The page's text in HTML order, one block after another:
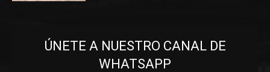
ÚNETE A NUESTRO CANAL DE
WHATSAPP